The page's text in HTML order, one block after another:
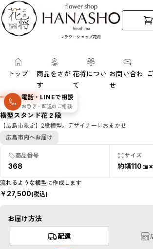
トップ
商品をさが
す
花将につい
て
お問い合わ
せ
横型スタンド花２段
【広島市限定】2段横型。デザイナーにおまかせ
広島市内へお届け
商品番号
368
サイズ
約幅110㎝
流れるような横型に作成します
￥ 27,500(税込)
お届け方法
配達
電話・LINEで相談
お急ぎ・配送のご相談